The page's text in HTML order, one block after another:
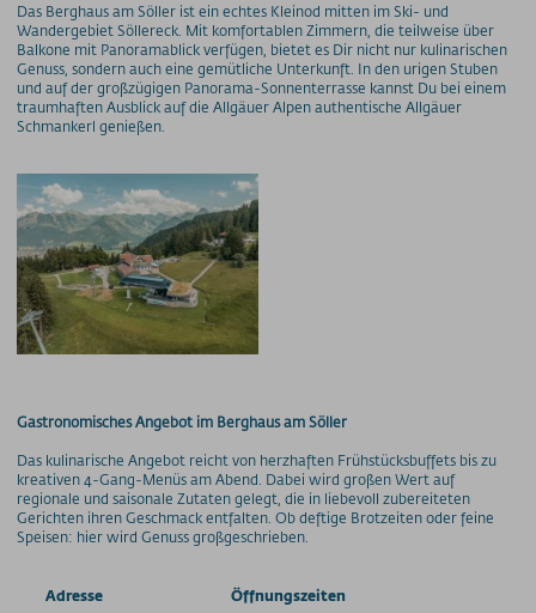
Das Berghaus am Söller ist ein echtes Kleinod mitten im Ski- und
Wandergebiet Söllereck. Mit komfortablen Zimmern, die teilweise über
Balkone mit Panoramablick verfügen, bietet es Dir nicht nur kulinarischen
Genuss, sondern auch eine gemütliche Unterkunft. In den urigen Stuben
und auf der großzügigen Panorama-Sonnenterrasse kannst Du bei einem
traumhaften Ausblick auf die Allgäuer Alpen authentische Allgäuer
Schmankerl genießen.
Gastronomisches Angebot im Berghaus am Söller
Das kulinarische Angebot reicht von herzhaften Frühstücksbuffets bis zu
kreativen 4-Gang-Menüs am Abend. Dabei wird großen Wert auf
regionale und saisonale Zutaten gelegt, die in liebevoll zubereiteten
Gerichten ihren Geschmack entfalten. Ob deftige Brotzeiten oder feine
Speisen: hier wird Genuss großgeschrieben.
Adresse
Öffnungszeiten